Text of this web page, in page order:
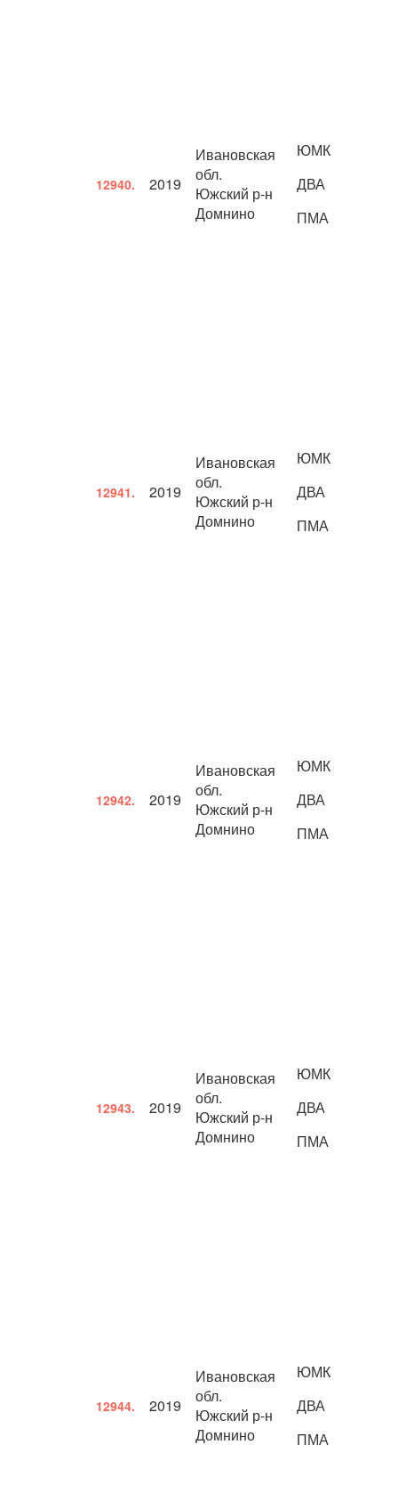
12940. 2019
Ивановская
обл.
Южский р-н
Домнино
ЮМК
ДВА
ПМА
12941. 2019
Ивановская
обл.
Южский р-н
Домнино
ЮМК
ДВА
ПМА
12942. 2019
Ивановская
обл.
Южский р-н
Домнино
ЮМК
ДВА
ПМА
12943. 2019
Ивановская
обл.
Южский р-н
Домнино
ЮМК
ДВА
ПМА
12944. 2019
Ивановская
обл.
Южский р-н
Домнино
ЮМК
ДВА
ПМА